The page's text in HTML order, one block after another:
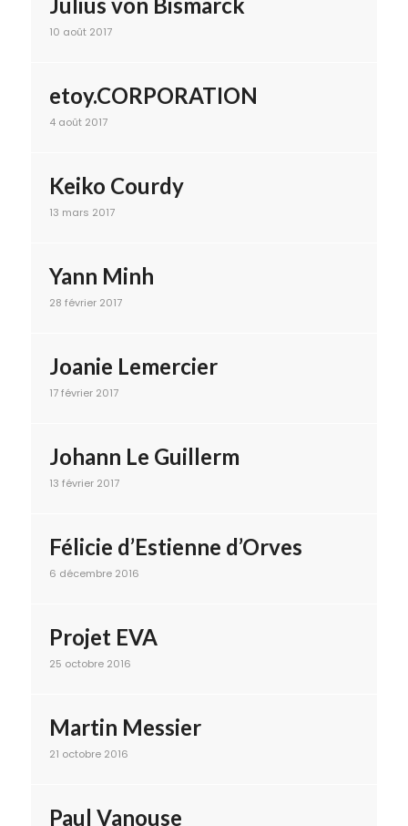
Julius von Bismarck
10 août 2017
etoy.CORPORATION
4 août 2017
Keiko Courdy
13 mars 2017
Yann Minh
28 février 2017
Joanie Lemercier
17 février 2017
Johann Le Guillerm
13 février 2017
Félicie d’Estienne d’Orves
6 décembre 2016
Projet EVA
25 octobre 2016
Martin Messier
21 octobre 2016
Paul Vanouse